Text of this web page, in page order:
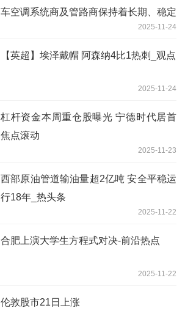
车空调系统商及管路商保持着长期、稳定
2025-11-24
【英超】埃泽戴帽 阿森纳4比1热刺_观点
2025-11-24
杠杆资金本周重仓股曝光 宁德时代居首
焦点滚动
2025-11-23
西部原油管道输油量超2亿吨 安全平稳运
行18年_热头条
2025-11-22
合肥上演大学生方程式对决-前沿热点
2025-11-22
伦敦股市21日上涨